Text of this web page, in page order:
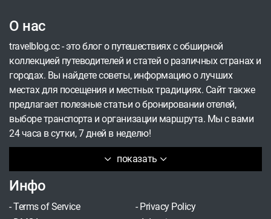
О нас
показать
travelblog.cc - это блог о путешествиях с обширной
коллекцией путеводителей и статей о различных странах и
городах. Вы найдете советы, информацию о лучших
местах для посещения и местных традициях. Сайт также
предлагает полезные статьи о бронировании отелей,
выборе транспорта и организации маршрута. Мы с вами
24 часа в сутки, 7 дней в неделю!
Инфо
-Terms of Service - Privacy Policy